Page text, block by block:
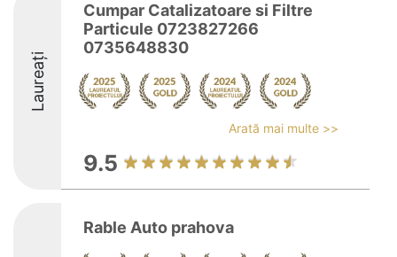
Laureați
Cumpar Catalizatoare si Filtre
Particule 0723827266
0735648830
Arată mai multe >>
9.5
Rable Auto prahova